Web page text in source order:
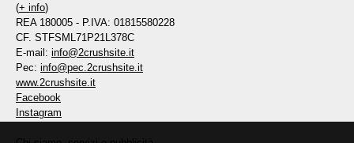
(+ info)
REA 180005 - P.IVA: 01815580228
CF. STFSML71P21L378C
E-mail: info@2crushsite.it
Pec: info@pec.2crushsite.it
www.2crushsite.it
Facebook
Instagram